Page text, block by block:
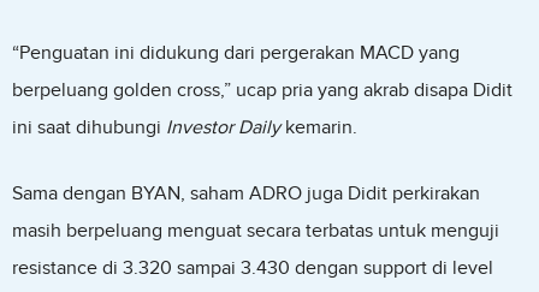
“Penguatan ini didukung dari pergerakan MACD yang
berpeluang golden cross,” ucap pria yang akrab disapa Didit
ini saat dihubungi Investor Dailykemarin.
Sama dengan BYAN, saham ADRO juga Didit perkirakan
masih berpeluang menguat secara terbatas untuk menguji
resistance di 3.320 sampai 3.430 dengan support di level